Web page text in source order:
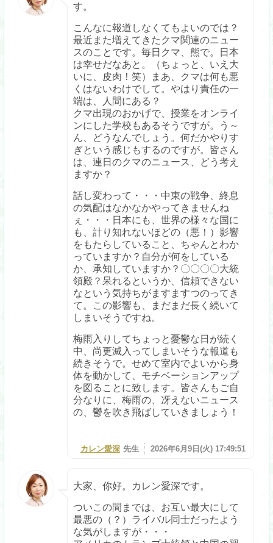
す。
こんなに報道しなくてもよいのでは？
最近また増えてきたクマ関連のニュー
スのことです。毎日クマ、熊で。日本
は幸せだなあと。（ちょっと、いえ大
いに、皮肉！笑）まあ、クマは何も悪
くはないわけでして。やはり責任の一
端は、人間にある？
クマ出現のおかげで、授業をオンライ
ンにした学校もあるそうですが。う～
ん、どうなんでしょう。何だかやりす
ぎという感じもするのですが。皆さん
は、連日のクマのニュース、どう考え
ますか？
話し変わって・・・中東の戦争、終息
の気配はなかなかやってきませんね
ぇ・・・日本にも、世界の様々な国に
も、計り知れないほどの（悪！）影響
をもたらしていること、ちゃんとわか
っていますか？自分が何をしている
か、承知していますか？〇〇〇〇大統
領殿？呆れるというか、信頼できない
なという気持ちがますますつのってき
て。この影響も、まだまだ長く続いて
しまいそうですね。
梅雨入りしてちょっと憂鬱な日が続く
中、尚更滅入ってしまいそうな報道も
続きそうで。せめて室内でよいから身
体を動かして、モチベーションアップ
を図ることに致します。皆さんもご自
分なりに、梅雨の、冴えないニュース
の、鬱を吹き飛ばしていきましょう！
カレン愛深 先生 2026年6月9日(火) 17:49:51
大家、你好。カレン愛深です。
ついこの間までは、お互い最大にして
最悪の（？）ライバル同士だったよう
な気がしますが・・・